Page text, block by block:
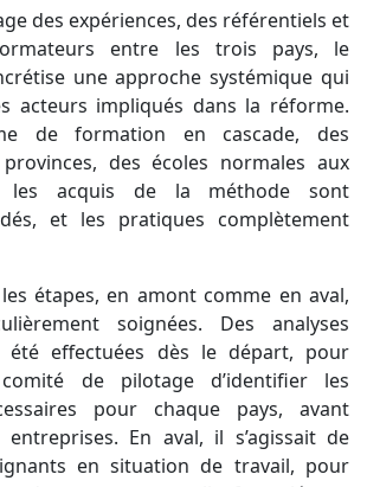
des expériences, des référentiels et
entre les trois pays, le
une approche systémique qui
acteurs impliqués dans la réforme.
de formation en cascade, des
des écoles normales aux
les acquis de la méthode sont
et les pratiques complètement
étapes, en amont comme en aval,
soignées. Des analyses
été effectuées dès le départ, pour
de pilotage d’identifier les
pour chaque pays, avant
entreprises. En aval, il s’agissait de
en situation de travail, pour